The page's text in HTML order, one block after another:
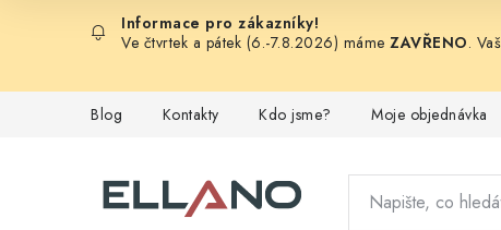
Ve čtvrtek a pátek (6.-7.8.2026) máme ZAVŘENO.
Blog Kontakty Kdo jsme? Moje objednávka